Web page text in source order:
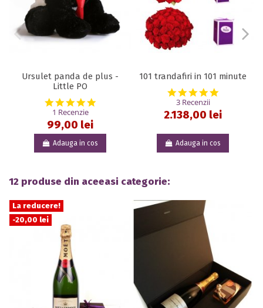
Ursulet panda de plus -
Little PO
5.0 star rating
1 Recenzie
99,00 lei
Adauga in cos
101 trandafiri in 101 minute
5.0 star
3 Recenzii
2.138,00 lei
Adauga in cos
12 produse din aceeasi categorie:
La reducere!
-20,00 lei